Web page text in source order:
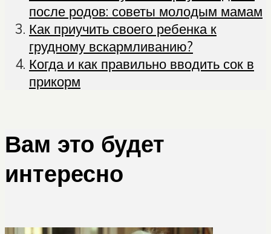
после родов: советы молодым мамам
Как приучить своего ребенка к
грудному вскармливанию?
Когда и как правильно вводить сок в
прикорм
Вам это будет
интересно